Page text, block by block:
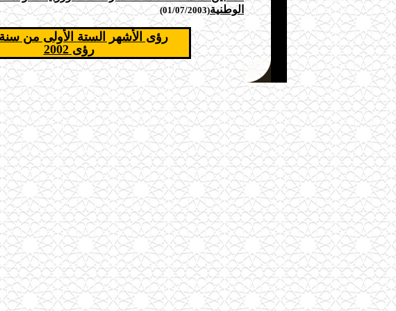
الوطنية(01/07/2003)
رؤى الأشهر الستة الأولى من سنة
رؤى 2002